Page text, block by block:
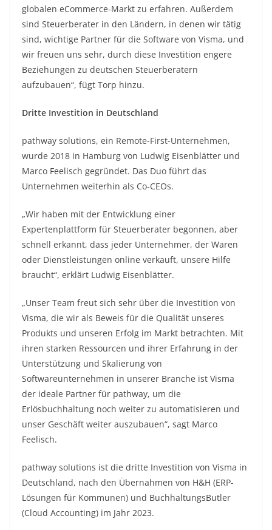
globalen eCommerce-Markt zu erfahren. Außerdem
sind Steuerberater in den Ländern, in denen wir tätig
sind, wichtige Partner für die Software von Visma, und
wir freuen uns sehr, durch diese Investition engere
Beziehungen zu deutschen Steuerberatern
aufzubauen“, fügt Torp hinzu.
Dritte Investition in Deutschland
pathway solutions, ein Remote-First-Unternehmen,
wurde 2018 in Hamburg von Ludwig Eisenblätter und
Marco Feelisch gegründet. Das Duo führt das
Unternehmen weiterhin als Co-CEOs.
„Wir haben mit der Entwicklung einer
Expertenplattform für Steuerberater begonnen, aber
schnell erkannt, dass jeder Unternehmer, der Waren
oder Dienstleistungen online verkauft, unsere Hilfe
braucht“, erklärt Ludwig Eisenblätter.
„Unser Team freut sich sehr über die Investition von
Visma, die wir als Beweis für die Qualität unseres
Produkts und unseren Erfolg im Markt betrachten. Mit
ihren starken Ressourcen und ihrer Erfahrung in der
Unterstützung und Skalierung von
Softwareunternehmen in unserer Branche ist Visma
der ideale Partner für pathway, um die
Erlösbuchhaltung noch weiter zu automatisieren und
unser Geschäft weiter auszubauen“, sagt Marco
Feelisch.
pathway solutions ist die dritte Investition von Visma in
Deutschland, nach den Übernahmen von H&H (ERP-
Lösungen für Kommunen) und BuchhaltungsButler
(Cloud Accounting) im Jahr 2023.